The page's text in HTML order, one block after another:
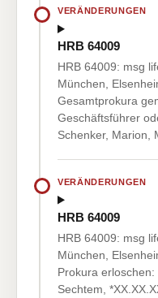
VERÄNDERUNGEN
HRB 64009
HRB 64009: msg
München,
Gesamtprokura
Geschäftsführer
Schenker, Marion,
VERÄNDERUNGEN
HRB 64009
HRB 64009: msg
München,
Prokura
Sechtem,